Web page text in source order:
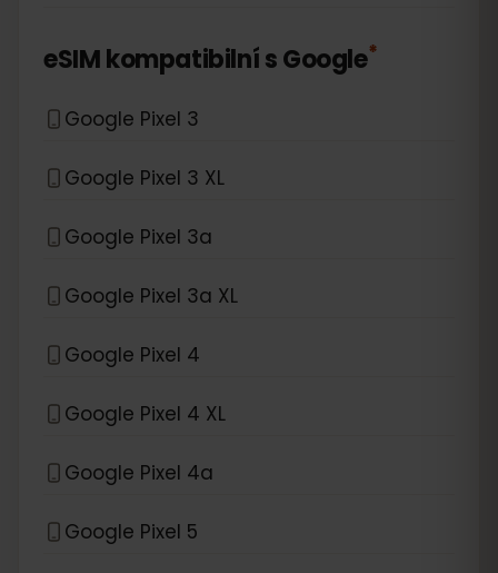
eSIM kompatibilní sGoogle*
Google Pixel 3
Google Pixel 3 XL
Google Pixel 3a
Google Pixel 3a XL
Google Pixel 4
Google Pixel 4 XL
Google Pixel 4a
Google Pixel 5